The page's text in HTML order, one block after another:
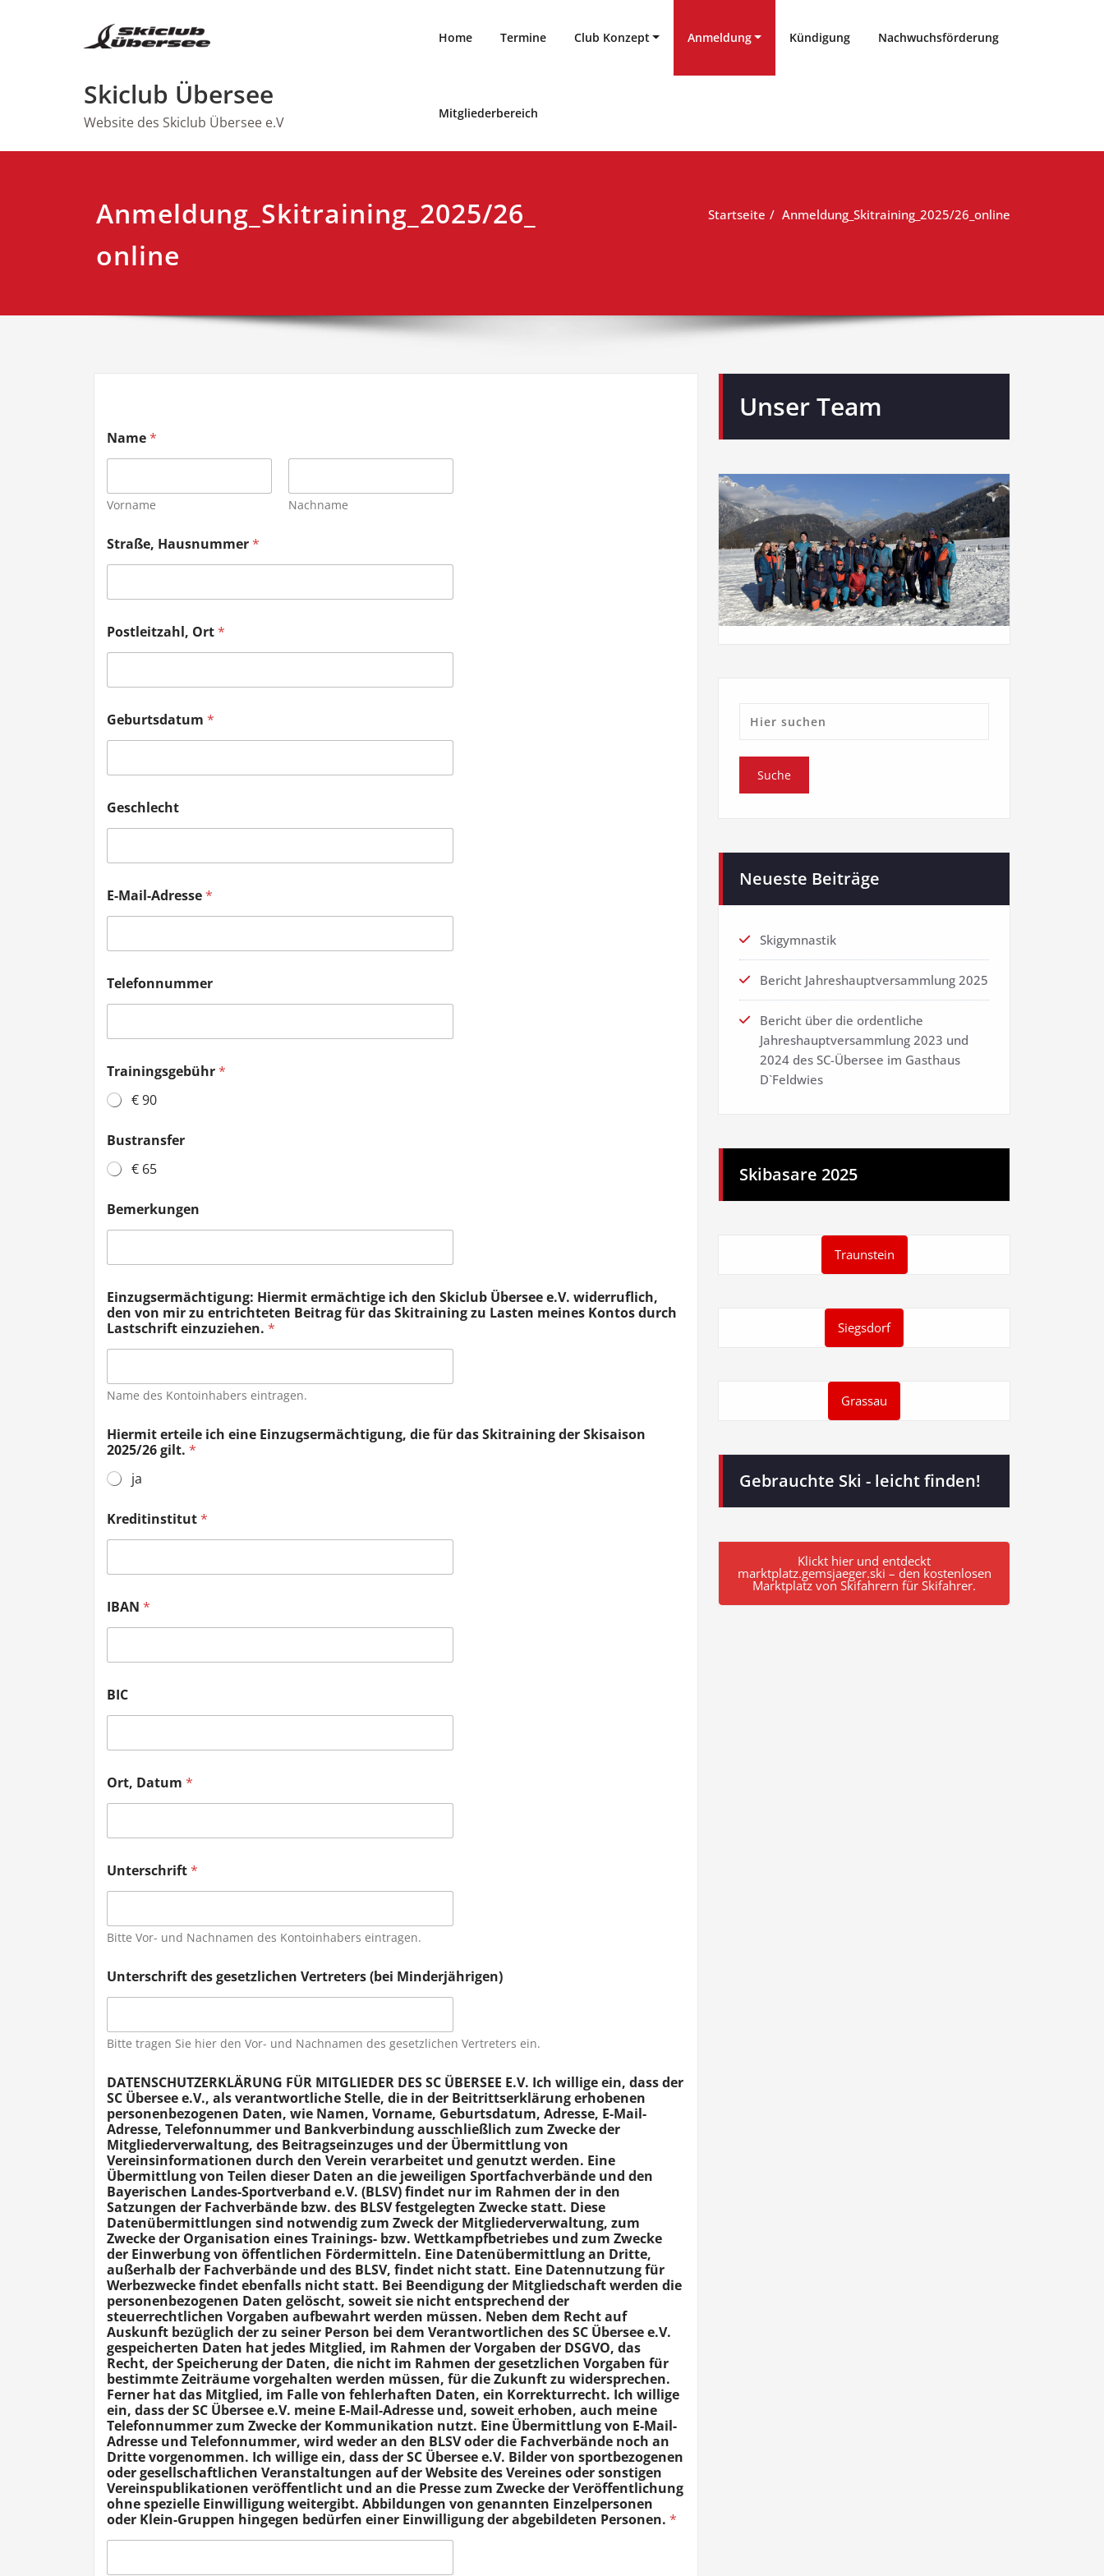
Skiclub Übersee
Website des Skiclub Übersee e.V
Home Termine Club Konzept Anmeldung Kündigung Nachwuchsförderung
Mitgliederbereich
Anmeldung_Skitraining_2025/26_
online
Startseite Anmeldung_Skitraining_2025/26_online
Name*
Vorname Nachname
Straße, Hausnummer*
Postleitzahl, Ort*
Geburtsdatum *
e
r
e
d
e
r
n
Geschlecht
E-Mail-Adresse*
Telefonnummer
Trainingsgebühr*
€ 90
Bustransfer
€ 65
Bemerkungen
Einzugsermächtigung: Hiermit ermächtige ich den Skiclub Übersee e.V. widerruflich,
den von mir zu entrichteten Beitrag für das Skitraining zu Lasten meines Kontos durch
Lastschrift einzuziehen. *
Name des Kontoinhabers eintragen.
Hiermit erteile ich eine Einzugsermächtigung, die für das Skitraining der Skisaison
2025/26 gilt. *
ja
Kreditinstitut*
IBAN *
BIC
Ort, Datum *
Unterschrift*
Bitte Vor- und Nachnamen des Kontoinhabers eintragen.
Unterschrift des gesetzlichen Vertreters (bei Minderjährigen)
Bitte tragen Sie hier den Vor- und Nachnamen des gesetzlichen Vertreters ein.
DATENSCHUTZERKLÄRUNG FÜR MITGLIEDER DES SC ÜBERSEE E.V. Ich willige ein, dass der
SC Übersee e.V., als verantwortliche Stelle, die in der Beitrittserklärung erhobenen
personenbezogenen Daten, wie Namen, Vorname, Geburtsdatum, Adresse, E-Mail-
Adresse, Telefonnummer und Bankverbindung ausschließlich zum Zwecke der
Mitgliederverwaltung, des Beitragseinzuges und der Übermittlung von
Vereinsinformationen durch den Verein verarbeitet und genutzt werden. Eine
Übermittlung von Teilen dieser Daten an die jeweiligen Sportfachverbände und den
Bayerischen Landes-Sportverband e.V. (BLSV) findet nur im Rahmen der in den
Satzungen der Fachverbände bzw. des BLSV festgelegten Zwecke statt. Diese
Datenübermittlungen sind notwendig zum Zweck der Mitgliederverwaltung, zum
Zwecke der Organisation eines Trainings- bzw. Wettkampfbetriebes und zum Zwecke
der Einwerbung von öffentlichen Fördermitteln. Eine Datenübermittlung an Dritte,
außerhalb der Fachverbände und des BLSV, findet nicht statt. Eine Datennutzung für
Werbezwecke findet ebenfalls nicht statt. Bei Beendigung der Mitgliedschaft werden die
personenbezogenen Daten gelöscht, soweit sie nicht entsprechend der
steuerrechtlichen Vorgaben aufbewahrt werden müssen. Neben dem Recht auf
Auskunft bezüglich der zu seiner Person bei dem Verantwortlichen des SC Übersee e.V.
gespeicherten Daten hat jedes Mitglied, im Rahmen der Vorgaben der DSGVO, das
Recht, der Speicherung der Daten, die nicht im Rahmen der gesetzlichen Vorgaben für
bestimmte Zeiträume vorgehalten werden müssen, für die Zukunft zu widersprechen.
Ferner hat das Mitglied, im Falle von fehlerhaften Daten, ein Korrekturrecht. Ich willige
ein, dass der SC Übersee e.V. meine E-Mail-Adresse und, soweit erhoben, auch meine
Telefonnummer zum Zwecke der Kommunikation nutzt. Eine Übermittlung von E-Mail-
Adresse und Telefonnummer, wird weder an den BLSV oder die Fachverbände noch an
Dritte vorgenommen. Ich willige ein, dass der SC Übersee e.V. Bilder von sportbezogenen
oder gesellschaftlichen Veranstaltungen auf der Website des Vereines oder sonstigen
Vereinspublikationen veröffentlicht und an die Presse zum Zwecke der Veröffentlichung
ohne spezielle Einwilligung weitergibt. Abbildungen von genannten Einzelpersonen
oder Klein-Gruppen hingegen bedürfen einer Einwilligung der abgebildeten Personen. *
Unser Team
Neueste Beiträge
Skigymnastik
Bericht Jahreshauptversammlung 2025
Bericht über die ordentliche
Jahreshauptversammlung 2023 und
2024 des SC-Übersee im Gasthaus
D`Feldwies
Skibasare 2025
Traunstein
Siegsdorf
Grassau
Gebrauchte Ski - leicht finden!
Klickt hier und entdeckt
marktplatz.gemsjaeger.ski – den kostenlosen
Marktplatz von Skifahrern für Skifahrer.